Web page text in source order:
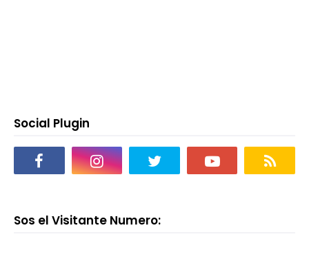
Social Plugin
Sos el Visitante Numero: